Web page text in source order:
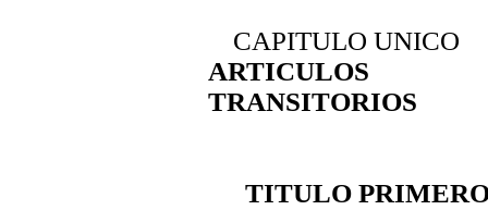
CAPITULO UNICO
ARTICULOS
TRANSITORIOS
TITULO